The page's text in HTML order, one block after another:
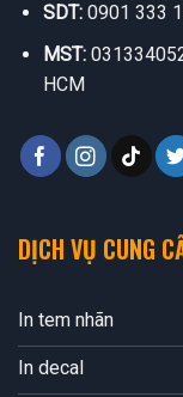
SDT:0901 333
MST:
HCM
DỊCH VỤ CUNG
In tem nhãn
In decal